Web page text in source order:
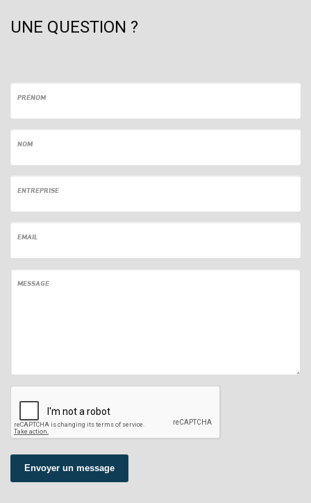
UNE QUESTION ?
PRÉNOM
NOM
ENTREPRISE
EMAIL
MESSAGE
Envoyer un message